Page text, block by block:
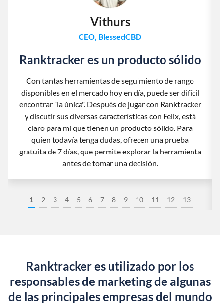
1 2 3 4 5 6 7 8 9 10 11 12 13
Vithurs
CEO, BlessedCBD
Ranktracker es un producto sólido
Con tantas herramientas de seguimiento de rango
disponibles en el mercado hoy en día, puede ser difícil
encontrar "la única". Después de jugar con Ranktracker
y discutir sus diversas características con Felix, está
claro para mí que tienen un producto sólido. Para
quien todavía tenga dudas, ofrecen una prueba
gratuita de 7 días, que permite explorar la herramienta
antes de tomar una decisión.
Ranktracker es utilizado por los
responsables de marketing de algunas
de las principales empresas del mundo